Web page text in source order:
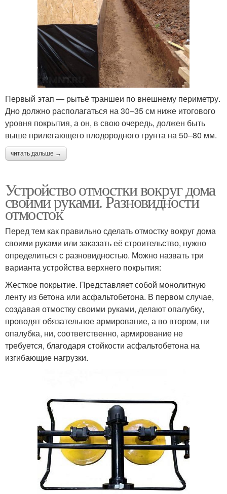
Первый этап — рытьё траншеи по внешнему периметру.
Дно должно располагаться на 30–35 см ниже итогового
уровня покрытия, а он, в свою очередь, должен быть
выше прилегающего плодородного грунта на 50–80 мм.
читать дальше →
Устройство отмостки вокруг дома
своими руками. Разновидности
отмосток
Перед тем как правильно сделать отмостку вокруг дома
своими руками или заказать её строительство, нужно
определиться с разновидностью. Можно назвать три
варианта устройства верхнего покрытия:
Жесткое покрытие. Представляет собой монолитную
ленту из бетона или асфальтобетона. В первом случае,
создавая отмостку своими руками, делают опалубку,
проводят обязательное армирование, а во втором, ни
опалубка, ни, соответственно, армирование не
требуется, благодаря стойкости асфальтобетона на
изгибающие нагрузки.